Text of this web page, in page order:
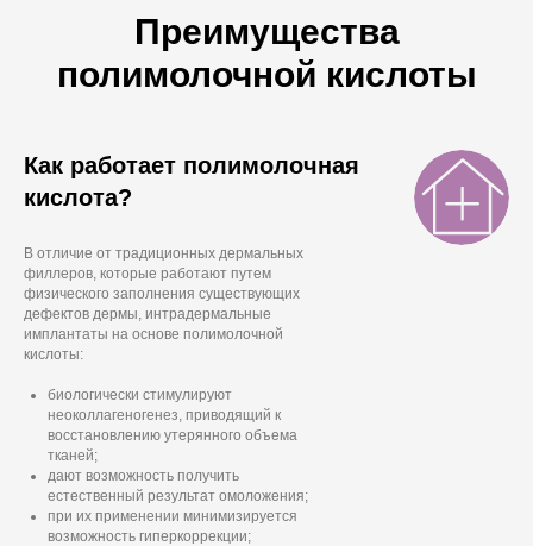
Преимущества
полимолочной кислоты
Как работает полимолочная
кислота?
В отличие от традиционных дермальных
филлеров, которые работают путем
физического заполнения существующих
дефектов дермы, интрадермальные
имплантаты на основе полимолочной
кислоты:
биологически стимулируют
неоколлагеногенез, приводящий к
восстановлению утерянного объема
тканей;
дают возможность получить
естественный результат омоложения;
при их применении минимизируется
возможность гиперкоррекции;